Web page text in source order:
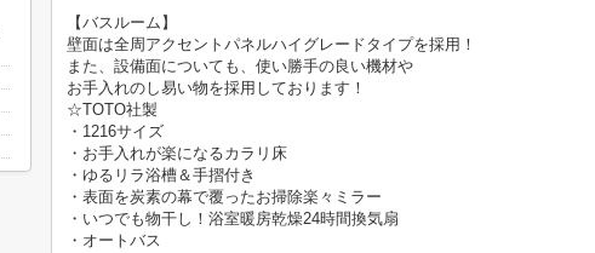
【バスルーム】
壁面は全周アクセントパネルハイグレードタイプを採用！
また、設備面についても、使い勝手の良い機材や
お手入れのし易い物を採用しております！
☆TOTO社製
・1216サイズ
・お手入れが楽になるカラリ床
・ゆるリラ浴槽＆手摺付き
・表面を炭素の幕で覆ったお掃除楽々ミラー
・いつでも物干し！浴室暖房乾燥24時間換気扇
・オートバス